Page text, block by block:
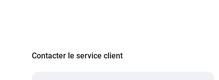
Contacter le service client